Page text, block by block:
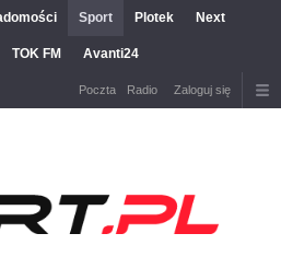
Sport Plotek Next
TOK FM Avanti24
Poczta Radio Zaloguj się